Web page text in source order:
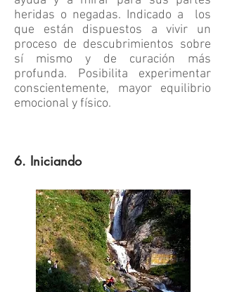
heridas o negadas. Indicado a los
que están dispuestos a vivir un
proceso de descubrimientos sobre
sí mismo y de curación más
profunda. Posibilita experimentar
conscientemente, mayor equilibrio
emocional y físico.
6. Iniciando